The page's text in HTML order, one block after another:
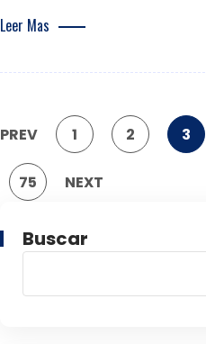
Leer Mas
PREV 1 2 3
75 NEXT
Buscar